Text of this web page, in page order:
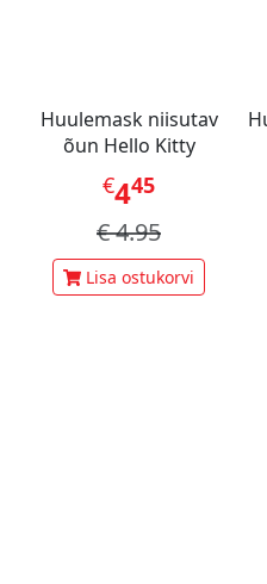
Huulemask niisutav
õun Hello Kitty
€445
€4.95
Lisa ostukorvi